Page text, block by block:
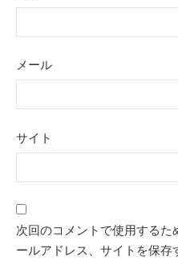
メール
サイト
次回のコメントで使用するた
ールアドレス、サイトを保存